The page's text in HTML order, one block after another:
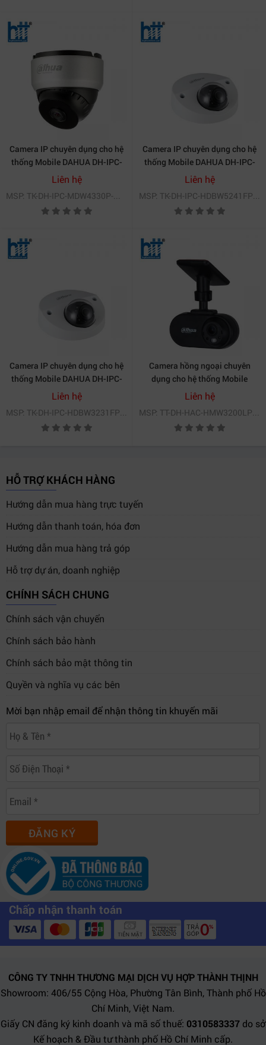
Camera IP chuyên dụng cho hệ
thống Mobile DAHUA DH-IPC-
MDW4330P-M12
Liên hệ
MSP: TK-DH-IPC-MDW4330P-M12
Camera IP chuyên dụng cho hệ
thống Mobile DAHUA DH-IPC-
HDBW5241FP-M-SA
Liên hệ
MSP: TK-DH-IPC-HDBW5241FP-M-SA
Camera IP chuyên dụng cho hệ
thống Mobile DAHUA DH-IPC-
HDBW3231FP-M
Liên hệ
MSP: TK-DH-IPC-HDBW3231FP-M
Camera hồng ngoại chuyên
dụng cho hệ thống Mobile
DAHUA DH-HAC-
HMW3200LP-FR
Liên hệ
MSP: TT-DH-HAC-HMW3200LP-FR
HỖ TRỢ KHÁCH HÀNG
Hướng dẫn mua hàng trực tuyến
Hướng dẫn thanh toán, hóa đơn
Hướng dẫn mua hàng trả góp
Hỗ trợ dự án, doanh nghiệp
CHÍNH SÁCH CHUNG
Chính sách vận chuyển
Chính sách bảo hành
Chính sách bảo mật thông tin
Quyền và nghĩa vụ các bên
Mời bạn nhập email để nhận thông tin khuyến mãi
ĐĂNG KÝ
Chấp nhận thanh toán
CÔNG TY TNHH THƯƠNG MẠI DỊCH VỤ HỢP THÀNH THỊNH
Showroom: 406/55 Cộng Hòa, Phường Tân Bình, Thành phố Hồ
Chí Minh, Việt Nam.
Giấy CN đăng ký kinh doanh và mã số thuế: 0310583337 do sở
Kế hoạch & Đầu tư thành phố Hồ Chí Minh cấp.